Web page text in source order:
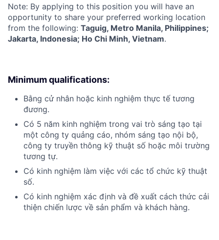
Note: By applying to this position you will have an
opportunity to share your preferred working location
from the following: Taguig, Metro Manila, Philippines;
Jakarta, Indonesia; Ho Chi Minh, Vietnam.
Minimum qualifications:
Bằng cử nhân hoặc kinh nghiệm thực tế tương
đương.
Có 5 năm kinh nghiệm trong vai trò sáng tạo tại
một công ty quảng cáo, nhóm sáng tạo nội bộ,
công ty truyền thông kỹ thuật số hoặc môi trường
tương tự.
Có kinh nghiệm làm việc với các tổ chức kỹ thuật
số.
Có kinh nghiệm xác định và đề xuất cách thức cải
thiện chiến lược về sản phẩm và khách hàng.